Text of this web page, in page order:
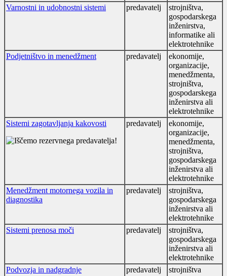
Varnostni in udobnostni sistemi predavatelj
strojništva,
gospodarskega
inženirstva,
informatike ali
elektrotehnike
Podjetništvo in menedžment
predavatelj
ekonomije,
organizacije,
menedžmenta,
strojništva,
gospodarskega
inženirstva ali
elektrotehnike
Sistemi zagotavljanja kakovosti
predavatelj
ekonomije,
organizacije,
menedžmenta,
strojništva,
gospodarskega
inženirstva ali
elektrotehnike
Menedžment motornega vozila in
diagnostika
predavatelj
strojništva,
gospodarskega
inženirstva ali
elektrotehnike
Sistemi prenosa moči
predavatelj
strojništva,
gospodarskega
inženirstva ali
elektrotehnike
Podvozja in nadgradnje
predavatelj strojništva